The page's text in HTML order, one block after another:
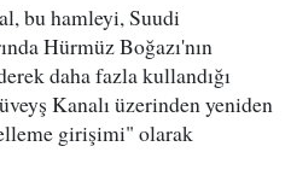
bu hamleyi, Suudi
Hürmüz Boğazı'nın
daha fazla kullandığı
Kanalı üzerinden yeniden
girişimi" olarak